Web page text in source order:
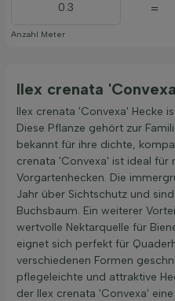
Anzahl Meter
=
Ilex crenata
Ilex crenata 'Convexa' Hecke
Diese Pflanze gehört zur
bekannt für ihre dichte,
crenata 'Convexa' ist ideal für
Vorgartenhecken. Die
Jahr über Sichtschutz und
Buchsbaum. Ein weiterer
wertvolle Nektarquelle für
eignet sich perfekt für
verschiedenen Formen
pflegeleichte und attraktive
der Ilex crenata 'Convexa'